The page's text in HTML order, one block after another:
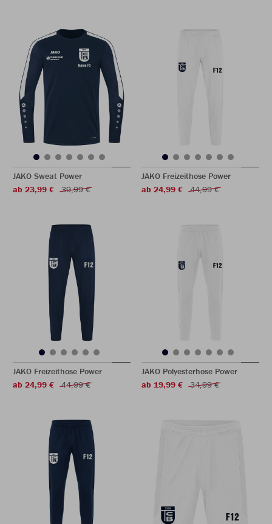
JAKO Sweat Power
ab 23,99 €
39,99 €
JAKO Freizeithose Power
ab 24,99 €
44,99 €
JAKO Freizeithose Power
ab 24,99 €
44,99 €
JAKO Polyesterhose Power
ab 19,99 €
34,99 €